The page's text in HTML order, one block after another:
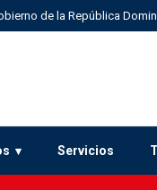
de la República
Servicios